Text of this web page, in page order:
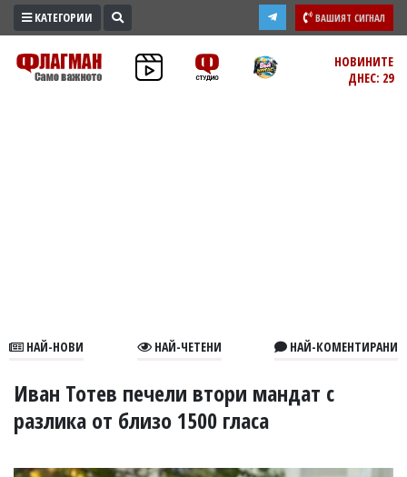
ПРОМО
ЗОНА
В
УКРАЙНА
СПОРТ
РАЗСЛЕДВАНЕ
КАТЕГОРИИ ВАШИЯТ СИГНАЛ
НОВИНИТЕ
ДНЕС: 29
НАЙ-НОВИ НАЙ-ЧЕТЕНИ НАЙ-КОМЕНТИРАНИ
Иван Тотев печели втори мандат с
разлика от близо 1500 гласа